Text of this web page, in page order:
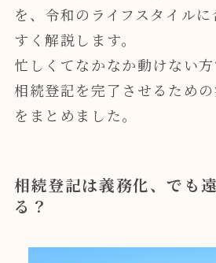
を、令和のライフスタイル
すく解説します。
忙しくてなかなか動けない
相続登記を完了させるため
をまとめました。
相続登記は義務化、でも
る？